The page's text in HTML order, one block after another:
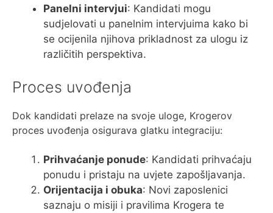
Panelni intervjui: Kandidati mogu
sudjelovati u panelnim intervjuima kako bi
se ocijenila njihova prikladnost za ulogu iz
različitih perspektiva.
Proces uvođenja
Dok kandidati prelaze na svoje uloge, Krogerov
proces uvođenja osigurava glatku integraciju:
Prihvaćanje ponude: Kandidati prihvaćaju
ponudu i pristaju na uvjete zapošljavanja.
Orijentacija i obuka: Novi zaposlenici
saznaju o misiji i pravilima Krogera te